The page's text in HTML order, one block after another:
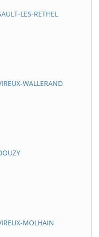
LES-RETHEL
WALLERAND
MOLHAIN